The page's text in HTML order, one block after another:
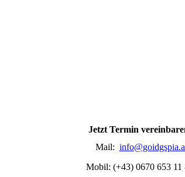
Jetzt Termin
Mail:
Mobil: (+43) 0670 653 11